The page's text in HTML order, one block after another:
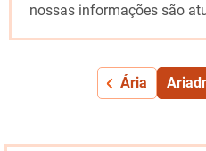
nossas informações são
Ária